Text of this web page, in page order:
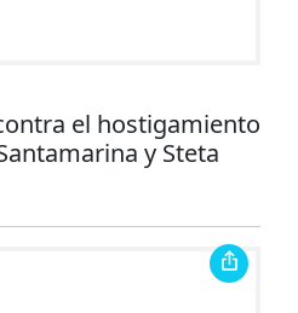
el hostigamiento
y Steta